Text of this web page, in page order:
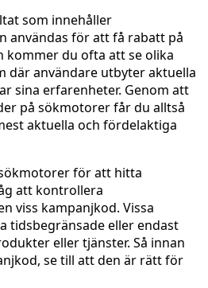
som innehåller
användas för att få rabatt på
kommer du ofta att se olika
där användare utbyter aktuella
sina erfarenheter. Genom att
på sökmotorer får du alltså
aktuella och fördelaktiga
för att hitta
att kontrollera
viss kampanjkod. Vissa
tidsbegränsade eller endast
eller tjänster. Så innan
se till att den är rätt för